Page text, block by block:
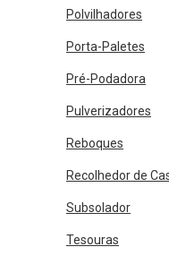
Polvilhadores
Porta-Paletes
Pré-Podadora
Pulverizadores
Reboques
Recolhedor de
Subsolador
Tesouras